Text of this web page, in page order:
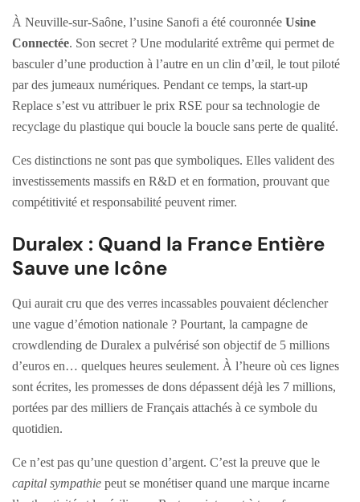
À Neuville-sur-Saône, l’usine Sanofi a été couronnée Usine
Connectée. Son secret ? Une modularité extrême qui permet de
basculer d’une production à l’autre en un clin d’œil, le tout piloté
par des jumeaux numériques. Pendant ce temps, la start-up
Replace s’est vu attribuer le prix RSE pour sa technologie de
recyclage du plastique qui boucle la boucle sans perte de qualité.
Ces distinctions ne sont pas que symboliques. Elles valident des
investissements massifs en R&D et en formation, prouvant que
compétitivité et responsabilité peuvent rimer.
Duralex : Quand la France Entière
Sauve une Icône
Qui aurait cru que des verres incassables pouvaient déclencher
une vague d’émotion nationale ? Pourtant, la campagne de
crowdlending de Duralex a pulvérisé son objectif de 5 millions
d’euros en… quelques heures seulement. À l’heure où ces lignes
sont écrites, les promesses de dons dépassent déjà les 7 millions,
portées par des milliers de Français attachés à ce symbole du
quotidien.
Ce n’est pas qu’une question d’argent. C’est la preuve que le
capital sympathie peut se monétiser quand une marque incarne